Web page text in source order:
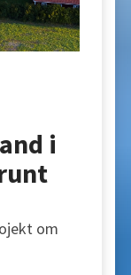
i
om